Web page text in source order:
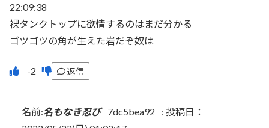
22:09:38
裸タンクトップに欲情するのはまだ分かる
ゴツゴツの角が生えた岩だぞ奴は
返信
名前:名もなき忍び 7dc5bea92 : 投稿日：